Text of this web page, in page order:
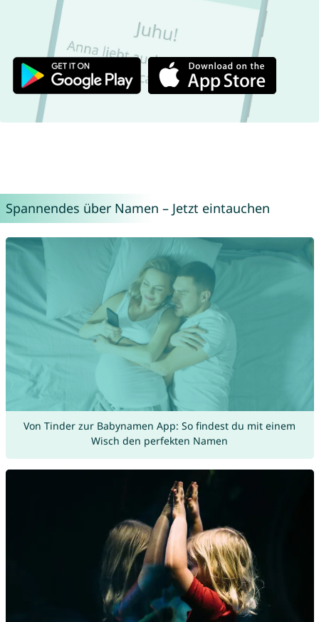
Spannendes über Namen – Jetzt eintauchen
Von Tinder zur Babynamen App: So findest du mit einem
Wisch den perfekten Namen